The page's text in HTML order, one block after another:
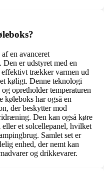
en avanceret
er udstyret med en
effektivt trækker varmen ud
køligt. Denne teknologi
opretholder temperaturen
køleboks har også en
der beskytter mod
Den kan også køre
et solcellepanel, hvilket
Samlet set er
enhed, der nemt kan
og drikkevarer.